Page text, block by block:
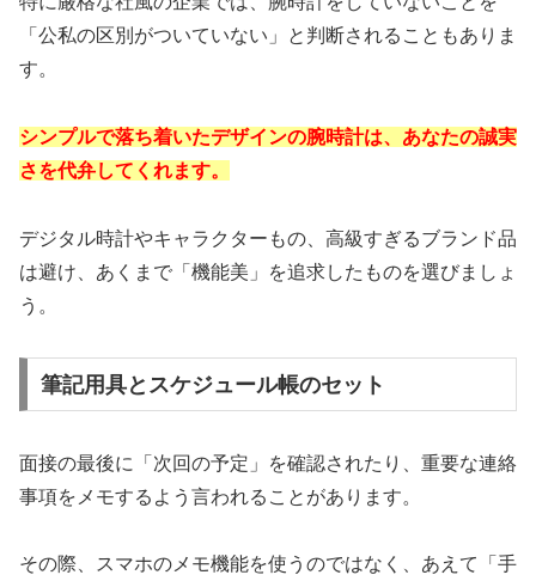
「公私の区別がついていない」と判断されることもありま
す。
シンプルで落ち着いたデザインの腕時計は、あなたの誠実
さを代弁してくれます。
デジタル時計やキャラクターもの、高級すぎるブランド品
は避け、あくまで「機能美」を追求したものを選びましょ
う。
筆記用具とスケジュール帳のセット
面接の最後に「次回の予定」を確認されたり、重要な連絡
事項をメモするよう言われることがあります。
その際、スマホのメモ機能を使うのではなく、あえて「手